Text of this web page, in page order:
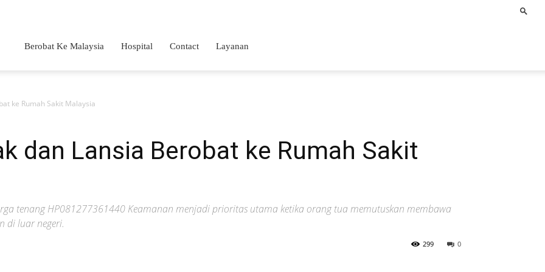
Berobat Ke Malaysia Hospital Contact Layanan
ke Rumah Sakit Malaysia
dan Lansia Berobat ke Rumah Sakit
tenang HP081277361440 Keamanan menjadi prioritas utama ketika orang tua memutuskan membawa
di luar negeri.
0
299